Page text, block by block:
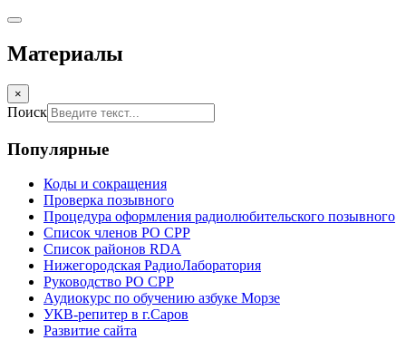
Материалы
×
Поиск
Популярные
Коды и сокращения
Проверка позывного
Процедура оформления радиолюбительского позывного
Список членов РО СРР
Список районов RDA
Нижегородская РадиоЛаборатория
Руководство РО СРР
Аудиокурс по обучению азбуке Морзе
УКВ-репитер в г.Саров
Развитие сайта